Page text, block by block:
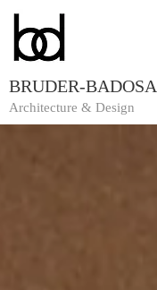
BRUDER-BADOSA
Architecture & Design